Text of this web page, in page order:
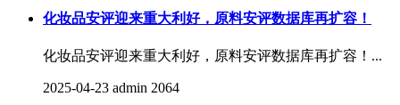
化妆品安评迎来重大利好，原料安评数据库再扩容！
化妆品安评迎来重大利好，原料安评数据库再扩容！...
2025-04-23 admin 2064